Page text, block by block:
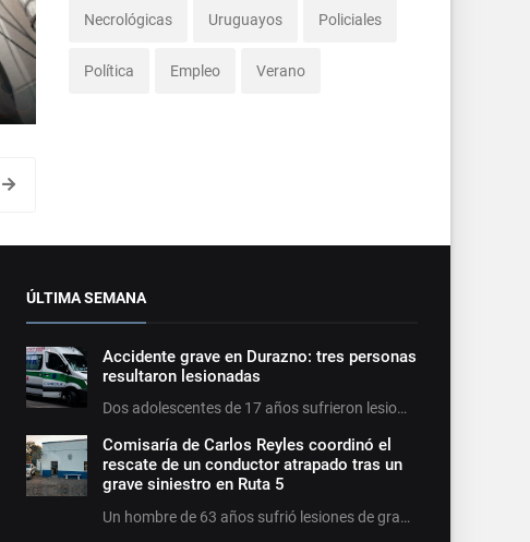
Necrológicas Uruguayos Policiales
Política Empleo Verano
ÚLTIMA SEMANA
Accidente grave en Durazno: tres personas
resultaron lesionadas
Dos adolescentes de 17 años sufrieron lesio…
Comisaría de Carlos Reyles coordinó el
rescate de un conductor atrapado tras un
grave siniestro en Ruta 5
Un hombre de 63 años sufrió lesiones de gra…